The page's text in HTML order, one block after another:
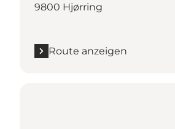
9800 Hjørring
Route anzeigen